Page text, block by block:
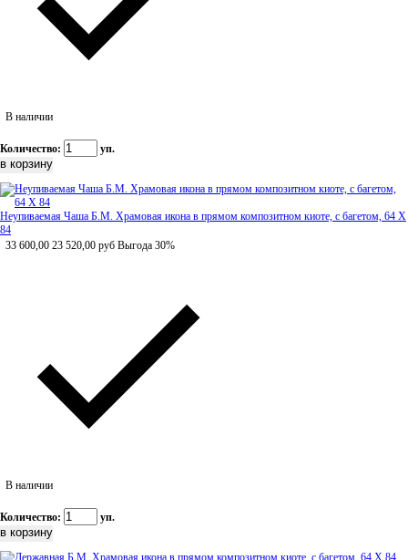
В наличии
Количество: уп.
Неупиваемая Чаша Б.М. Храмовая икона в прямом композитном киоте, с багетом, 64 Х
84
33 600,00 23 520,00 руб Выгода 30%
В наличии
Количество: уп.